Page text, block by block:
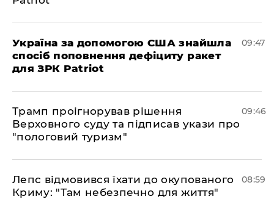
Україна за допомогою США знайшла
спосіб поповнення дефіциту ракет
для ЗРК Patriot
09:47
Трамп проігнорував рішення
Верховного суду та підписав укази про
"пологовий туризм"
09:46
Лепс відмовився їхати до окупованого
Криму: "Там небезпечно для життя"
08:59